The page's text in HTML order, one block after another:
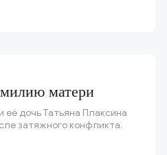
матери
её дочь Татьяна Плаксина
затяжного конфликта.